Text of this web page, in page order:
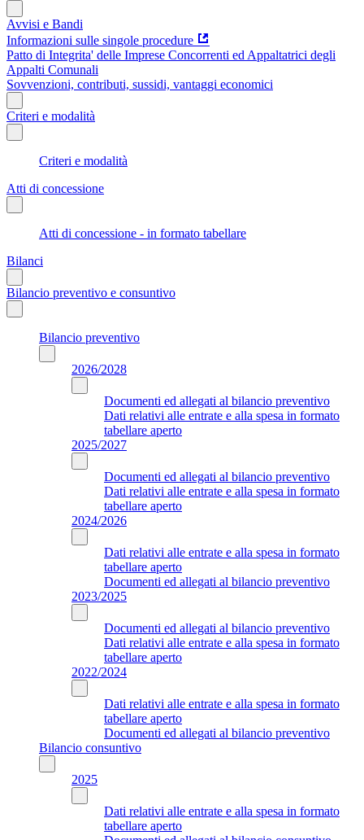
Avvisi e Bandi
Informazioni sulle singole procedure
Patto di Integrita' delle Imprese Concorrenti ed Appaltatrici degli
Appalti Comunali
Sovvenzioni, contributi, sussidi, vantaggi economici
Criteri e modalità
Criteri e modalità
Atti di concessione
Atti di concessione - in formato tabellare
Bilanci
Bilancio preventivo e consuntivo
Bilancio preventivo
2026/2028
Documenti ed allegati al bilancio preventivo
Dati relativi alle entrate e alla spesa in formato
tabellare aperto
2025/2027
Documenti ed allegati al bilancio preventivo
Dati relativi alle entrate e alla spesa in formato
tabellare aperto
2024/2026
Dati relativi alle entrate e alla spesa in formato
tabellare aperto
Documenti ed allegati al bilancio preventivo
2023/2025
Documenti ed allegati al bilancio preventivo
Dati relativi alle entrate e alla spesa in formato
tabellare aperto
2022/2024
Dati relativi alle entrate e alla spesa in formato
tabellare aperto
Documenti ed allegati al bilancio preventivo
Bilancio consuntivo
2025
Dati relativi alle entrate e alla spesa in formato
tabellare aperto